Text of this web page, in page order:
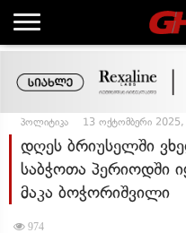
პოლიტიკა 13 ოქტომბერი
დღეს ბრიუსელში
საბჭოთა პერიოდში
მაკა ბოჭორიშვილი
974